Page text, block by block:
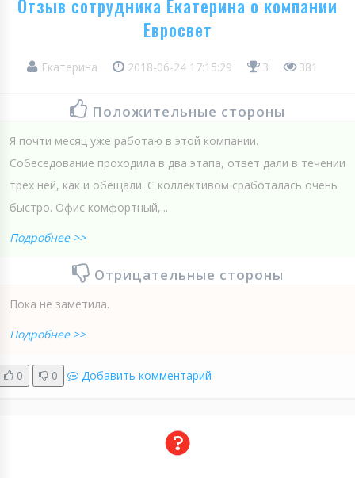
Отзыв сотрудника Екатерина о компании
Евросвет
Екатерина 2018-06-24 17:15:29 3 381
Положительные стороны
Я почти месяц уже работаю в этой компании.
Собеседование проходила в два этапа, ответ дали в течении
трех ней, как и обещали. С коллективом сработалась очень
быстро. Офис комфортный,...
Подробнее >>
Отрицательные стороны
Пока не заметила.
Подробнее >>
0 0 Добавить комментарий